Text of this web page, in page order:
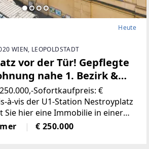
Heute
WIEN, LEOPOLDSTADT
vor der Tür! Gepflegte
nahe 1. Bezirk &
Sofortkaufpreis: €
à-vis der U1-Station Nestroyplatz
Sie hier eine Immobilie in einer
des zweiten Wiener
Eine bessere öffentliche
€ 250.000